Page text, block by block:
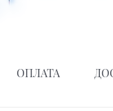
ОПЛАТА